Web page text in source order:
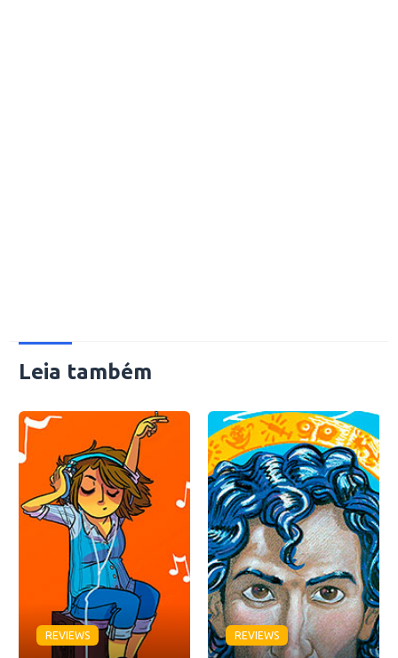
Leia também
REVIEWS REVIEWS